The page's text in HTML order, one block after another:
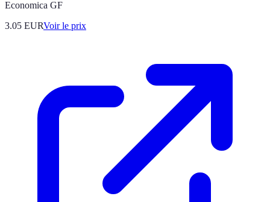
Economica GF
3.05 EURVoir le prix